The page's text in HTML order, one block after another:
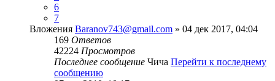
6
7
Вложения Baranov743@gmail.com » 04 дек 2017, 04:04
169 Ответов
42224 Просмотров
Последнее сообщение Чича Перейти к последнему
сообщению